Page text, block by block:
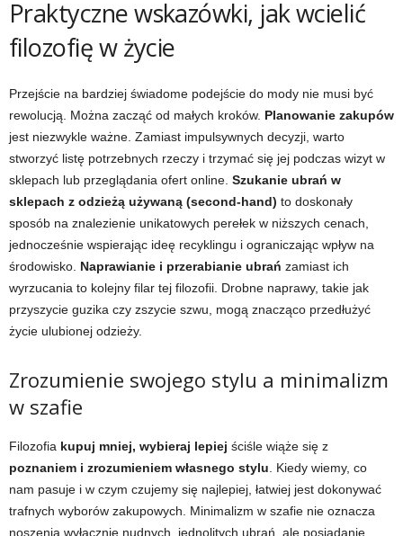
Praktyczne wskazówki, jak wcielić
filozofię w życie
Przejście na bardziej świadome podejście do mody nie musi być
rewolucją. Można zacząć od małych kroków. Planowanie zakupów
jest niezwykle ważne. Zamiast impulsywnych decyzji, warto
stworzyć listę potrzebnych rzeczy i trzymać się jej podczas wizyt w
sklepach lub przeglądania ofert online. Szukanie ubrań w
sklepach z odzieżą używaną (second-hand) to doskonały
sposób na znalezienie unikatowych perełek w niższych cenach,
jednocześnie wspierając ideę recyklingu i ograniczając wpływ na
środowisko. Naprawianie i przerabianie ubrań zamiast ich
wyrzucania to kolejny filar tej filozofii. Drobne naprawy, takie jak
przyszycie guzika czy zszycie szwu, mogą znacząco przedłużyć
życie ulubionej odzieży.
Zrozumienie swojego stylu a minimalizm
w szafie
Filozofia kupuj mniej, wybieraj lepiej ściśle wiąże się z
poznaniem i zrozumieniem własnego stylu . Kiedy wiemy, co
nam pasuje i w czym czujemy się najlepiej, łatwiej jest dokonywać
trafnych wyborów zakupowych. Minimalizm w szafie nie oznacza
noszenia wyłącznie nudnych, jednolitych ubrań, ale posiadanie